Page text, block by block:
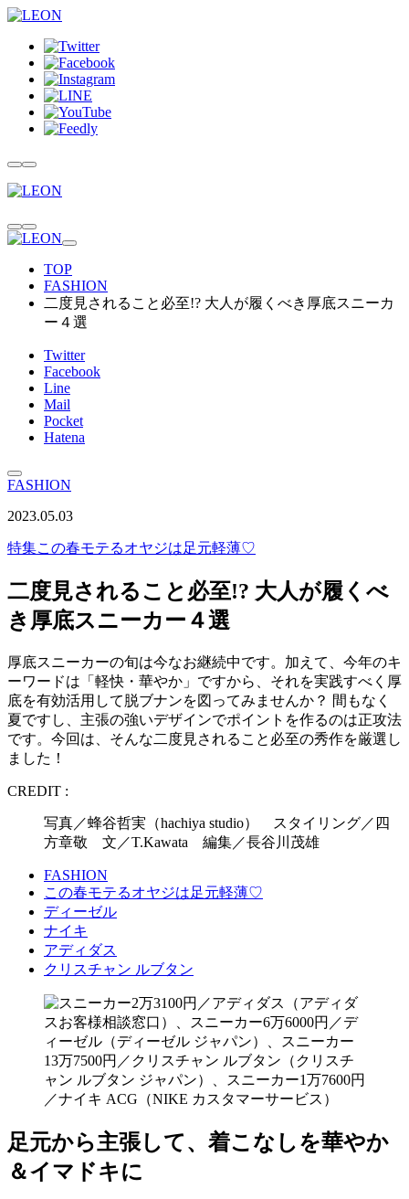
TOP
FASHION
二度見されること必至!? 大人が履くべき厚底スニーカ
ー４選
Twitter
Facebook
Line
Mail
Pocket
Hatena
FASHION
2023.05.03
特集この春モテるオヤジは足元軽薄♡
二度見されること必至!? 大人が履くべ
き厚底スニーカー４選
厚底スニーカーの旬は今なお継続中です。加えて、今年のキ
ーワードは「軽快・華やか」ですから、それを実践すべく厚
底を有効活用して脱ブナンを図ってみませんか？ 間もなく
夏ですし、主張の強いデザインでポイントを作るのは正攻法
です。今回は、そんな二度見されること必至の秀作を厳選し
ました！
CREDIT :
写真／蜂谷哲実（hachiya studio） スタイリング／四
方章敬 文／T.Kawata 編集／長谷川茂雄
FASHION
この春モテるオヤジは足元軽薄♡
ディーゼル
ナイキ
アディダス
クリスチャン ルブタン
足元から主張して、着こなしを華やか
＆イマドキに